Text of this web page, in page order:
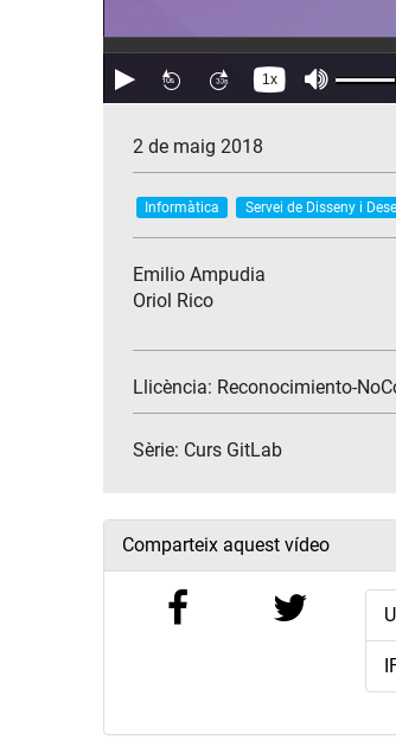
2 de maig 2018
Informàtica Servei de Disseny i
Emilio Ampudia
Oriol Rico
Llicència: Reconocimiento-
Sèrie: Curs GitLab
Comparteix aquest vídeo